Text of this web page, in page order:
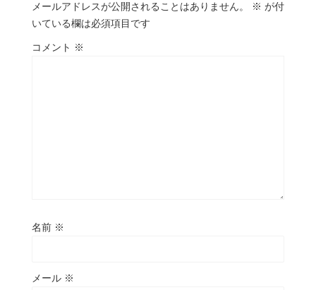
メールアドレスが公開されることはありません。 ※ が付
いている欄は必須項目です
コメント ※
名前 ※
メール ※